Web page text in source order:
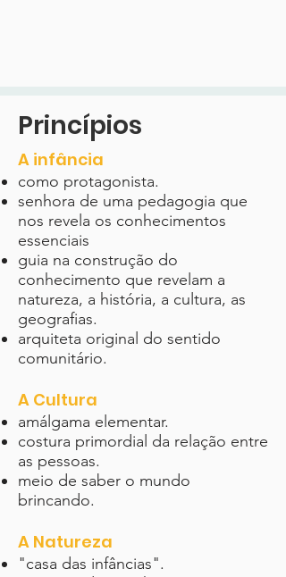
Princípios
A infância
como protagonista.
senhora de uma pedagogia que
nos revela os conhecimentos
essenciais
guia na construção do
conhecimento que revelam a
natureza, a história, a cultura, as
geografias.
arquiteta original do sentido
comunitário.
A Cultura
amálgama elementar.
costura primordial da relação entre
as pessoas.
meio de saber o mundo
brincando.
A Natureza
"casa das infâncias".